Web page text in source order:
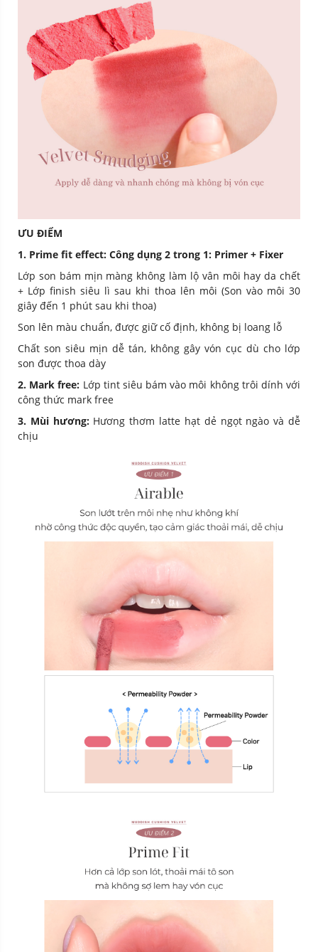
ƯU ĐIỂM
1. Prime fit effect: Công dụng 2 trong 1: Primer + Fixer
Lớp son bám mịn màng không làm lộ vân môi hay da chết
+ Lớp finish siêu lì sau khi thoa lên môi (Son vào môi 30
giây đến 1 phút sau khi thoa)
Son lên màu chuẩn, được giữ cố định, không bị loang lỗ
Chất son siêu mịn dễ tán, không gây vón cục dù cho lớp
son được thoa dày
2. Mark free: Lớp tint siêu bám vào môi không trôi dính với
công thức mark free
3. Mùihương: Hương thơm latte hạt dẻ ngọt ngào và dễ
chịu